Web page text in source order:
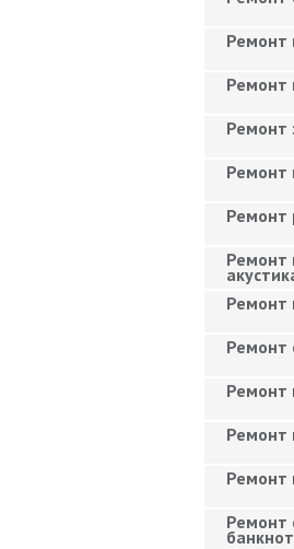
Ремонт
Ремонт
Ремонт
Ремонт
Ремонт
Ремонт
Ремонт
Ремонт
Ремонт
Ремонт
Ремонт
Ремонт
банкнот